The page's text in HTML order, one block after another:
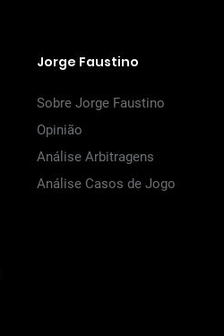
Jorge Faustino
Sobre Jorge Faustino
Opinião
Análise Arbitragens
Análise Casos de Jogo